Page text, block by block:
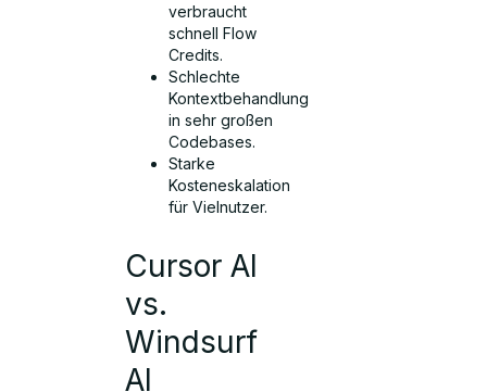
verbraucht
schnell Flow
Credits.
Schlechte
Kontextbehandlung
in sehr großen
Codebases.
Starke
Kosteneskalation
für Vielnutzer.
Cursor AI
vs.
Windsurf
AI